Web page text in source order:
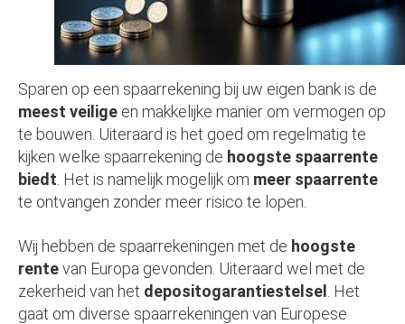
Sparen op een spaarrekening bij uw eigen bank is de
meest veilige en makkelijke manier om vermogen op
te bouwen. Uiteraard is het goed om regelmatig te
kijken welke spaarrekening de hoogste spaarrente
biedt . Het is namelijk mogelijk om meer spaarrente
te ontvangen zonder meer risico te lopen.
Wij hebben de spaarrekeningen met de hoogste
rentevan Europa gevonden. Uiteraard wel met de
zekerheid van het depositogarantiestelsel . Het
gaat om diverse spaarrekeningen van Europese